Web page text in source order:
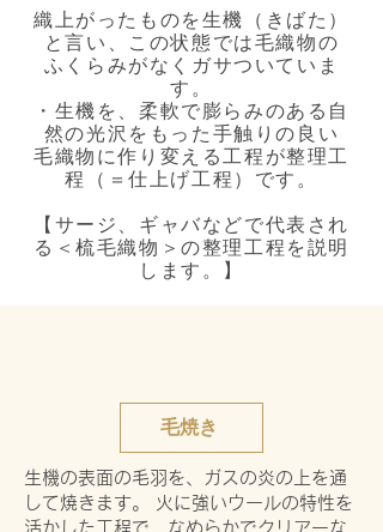
織上がったものを生機（きばた）
と言い、この状態では毛織物の
ふくらみがなくガサついていま
す。
・生機を、柔軟で膨らみのある自
然の光沢をもった手触りの良い
毛織物に作り変える工程が整理工
程（＝仕上げ工程）です。
【サージ、ギャバなどで代表され
る＜梳毛織物＞の整理工程を説明
します。】
毛焼き
生機の表面の毛羽を、ガスの炎の上を通
して焼きます。 火に強いウールの特性を
活かした工程で、なめらかでクリアーな